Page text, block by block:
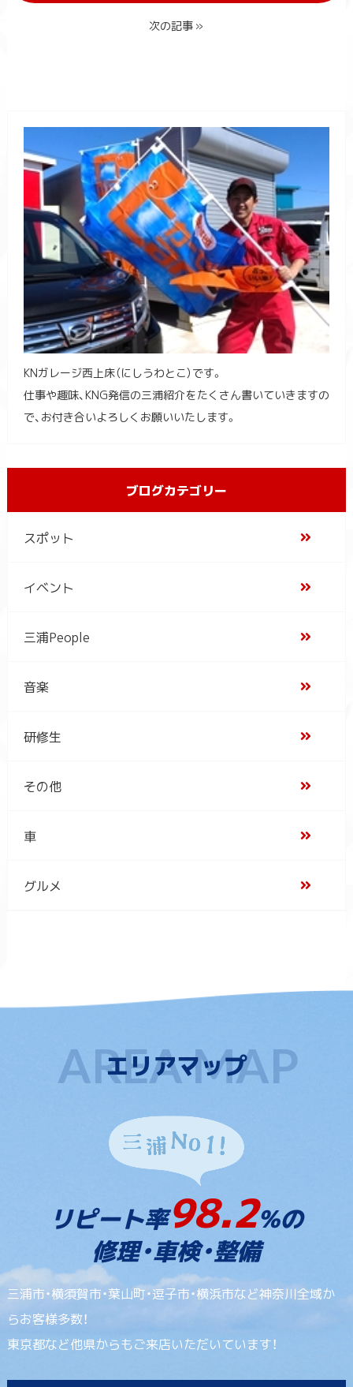
次の記事 »
KNガレージ西上床（にしうわとこ）です。
仕事や趣味、KNG発信の三浦紹介をたくさん書いていきますの
で、お付き合いよろしくお願いいたします。
ブログカテゴリー
スポット
イベント
三浦People
音楽
研修生
その他
車
グルメ
エリアマップ
リピート率98.2%の
修理・車検・整備
三浦市・横須賀市・葉山町・逗子市・横浜市など神奈川全域か
らお客様多数！
東京都など他県からもご来店いただいています！